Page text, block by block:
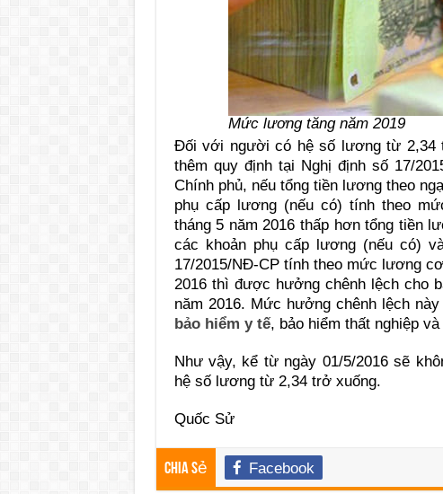
Mức lương tăng năm 2019
Đối với người có hệ số lương từ 2,34
thêm quy định tại Nghị định số 17/
Chính phủ, nếu tổng tiền lương theo
phụ cấp lương (nếu có) tính theo
tháng 5 năm 2016 thấp hơn tổng tiền
các khoản phụ cấp lương (nếu có)
17/2015/NĐ-CP tính theo mức lương
2016 thì được hưởng chênh lệch cho
năm 2016. Mức hưởng chênh lệch
bảo hiểm y tế, bảo hiểm thất nghiệp
Như vậy, kể từ ngày 01/5/2016 sẽ
hệ số lương từ 2,34 trở xuống.
Quốc Sử
Chia sẻ Facebook